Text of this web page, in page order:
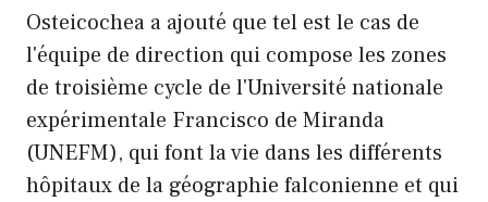
Osteicochea a ajouté que tel est le cas de
l'équipe de direction qui compose les zones
de troisième cycle de l'Université nationale
expérimentale Francisco de Miranda
(UNEFM), qui font la vie dans les différents
hôpitaux de la géographie falconienne et qui